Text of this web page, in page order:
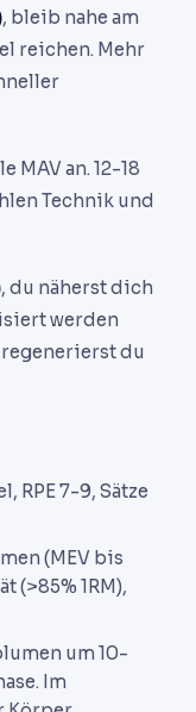
, bleib nahe am
reichen. Mehr
MAV an. 12-18
Technik und
, du näherst dich
werden
regenerierst du
RPE 7-9, Sätze
(MEV bis
(>85% 1RM),
um 10-
Im